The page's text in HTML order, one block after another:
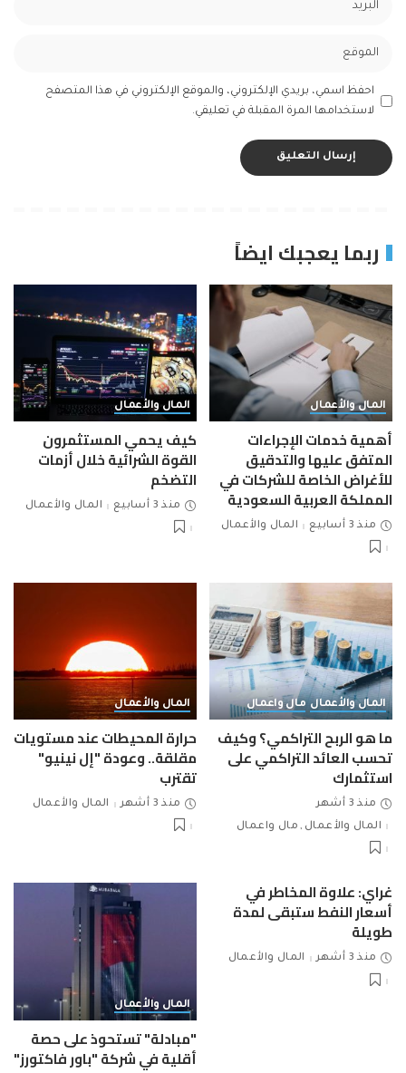
احفظ اسمي، بريدي الإلكتروني، والموقع الإلكتروني في هذا المتصفح
لاستخدامها المرة المقبلة في تعليقي.
ربما يعجبك ايضاً
المال والأعمال
أهمية خدمات الإجراءات
المتفق عليها والتدقيق
للأغراض الخاصة للشركات في
المملكة العربية السعودية
منذ 3 أسابيع المال والأعمال
المال والأعمال
كيف يحمي المستثمرون
القوة الشرائية خلال أزمات
التضخم
منذ 3 أسابيع المال والأعمال
المال والأعمال مال واعمال
ما هو الربح التراكمي؟ وكيف
تحسب العائد التراكمي على
استثمارك
منذ 3 أشهر
المال والأعمال
مال واعمال
المال والأعمال
حرارة المحيطات عند مستويات
مقلقة.. وعودة "إل نينيو"
تقترب
منذ 3 أشهر المال والأعمال
غراي: علاوة المخاطر في
أسعار النفط ستبقى لمدة
طويلة
منذ 3 أشهر المال والأعمال
المال والأعمال
"مبادلة" تستحوذ على حصة
أقلية في شركة "باور فاكتورز"